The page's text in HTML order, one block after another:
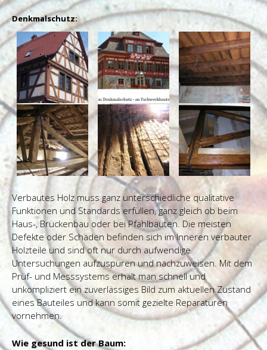
Denkmalschutz:
Verbautes Holz muss ganz unterschiedliche qualitative
Funktionen und Standards erfüllen, ganz gleich ob beim
Haus-, Brückenbau oder bei Pfahlbauten. Die meisten
Defekte oder Schäden befinden sich im Inneren verbauter
Holzteile und sind oft nur durch aufwendige
Untersuchungen aufzuspüren und nachzuweisen. Mit dem
Prüf- und Messsystems erhält man schnell und
unkompliziert ein zuverlässiges Bild zum aktuellen Zustand
eines Bauteiles und kann somit gezielte Reparaturen
vornehmen.
Wie gesund ist der Baum: